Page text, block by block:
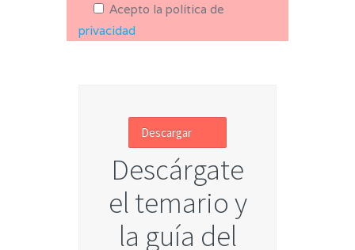
Acepto la política de
privacidad
Descargar
Descárgate
el temario y
la guía del